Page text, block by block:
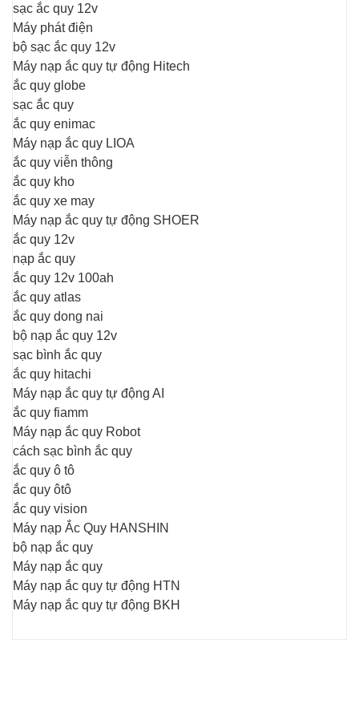
sạc ắc quy 12v
Máy phát điện
bộ sạc ắc quy 12v
Máy nạp ắc quy tự động Hitech
ắc quy globe
sạc ắc quy
ắc quy enimac
Máy nạp ắc quy LIOA
ắc quy viễn thông
ắc quy kho
ắc quy xe may
Máy nạp ắc quy tự động SHOER
ắc quy 12v
nạp ắc quy
ắc quy 12v 100ah
ắc quy atlas
ắc quy dong nai
bộ nạp ắc quy 12v
sạc bình ắc quy
ắc quy hitachi
Máy nạp ắc quy tự động AI
ắc quy fiamm
Máy nạp ắc quy Robot
cách sạc bình ắc quy
ắc quy ô tô
ắc quy ôtô
ắc quy vision
Máy nạp Ắc Quy HANSHIN
bộ nạp ắc quy
Máy nạp ắc quy
Máy nạp ắc quy tự động HTN
Máy nạp ắc quy tự động BKH